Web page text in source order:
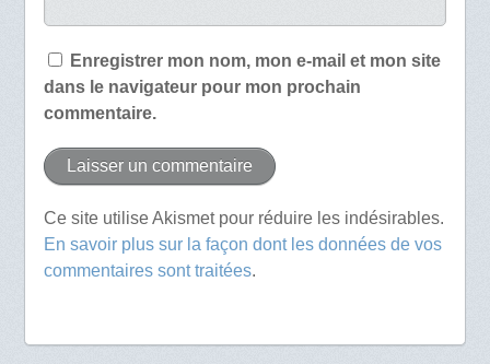
Enregistrer mon nom, mon e-mail et mon site
dans le navigateur pour mon prochain
commentaire.
Ce site utilise Akismet pour réduire les indésirables.
En savoir plus sur la façon dont les données de vos
commentaires sont traitées.